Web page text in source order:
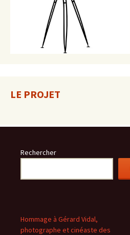
LE PROJET
Rechercher
Hommage à Gérard Vidal,
photographe et cinéaste des